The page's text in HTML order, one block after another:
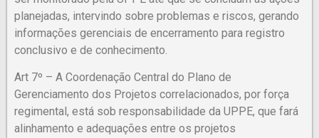
planejadas, intervindo sobre problemas e riscos, gerando
informações gerenciais de encerramento para registro
conclusivo e de conhecimento.
Art 7º – A Coordenação Central do Plano de
Gerenciamento dos Projetos correlacionados, por força
regimental, está sob responsabilidade da UPPE, que fará
alinhamento e adequações entre os projetos